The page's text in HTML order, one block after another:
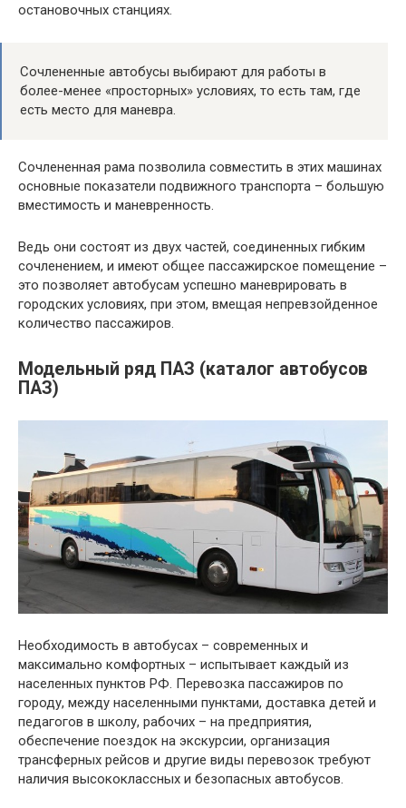
остановочных станциях.
Сочлененные автобусы выбирают для работы в
более-менее «просторных» условиях, то есть там, где
есть место для маневра.
Сочлененная рама позволила совместить в этих машинах
основные показатели подвижного транспорта – большую
вместимость и маневренность.
Ведь они состоят из двух частей, соединенных гибким
сочленением, и имеют общее пассажирское помещение –
это позволяет автобусам успешно маневрировать в
городских условиях, при этом, вмещая непревзойденное
количество пассажиров.
Модельный ряд ПАЗ (каталог автобусов
ПАЗ)
Необходимость в автобусах – современных и
максимально комфортных – испытывает каждый из
населенных пунктов РФ. Перевозка пассажиров по
городу, между населенными пунктами, доставка детей и
педагогов в школу, рабочих – на предприятия,
обеспечение поездок на экскурсии, организация
трансферных рейсов и другие виды перевозок требуют
наличия высококлассных и безопасных автобусов.